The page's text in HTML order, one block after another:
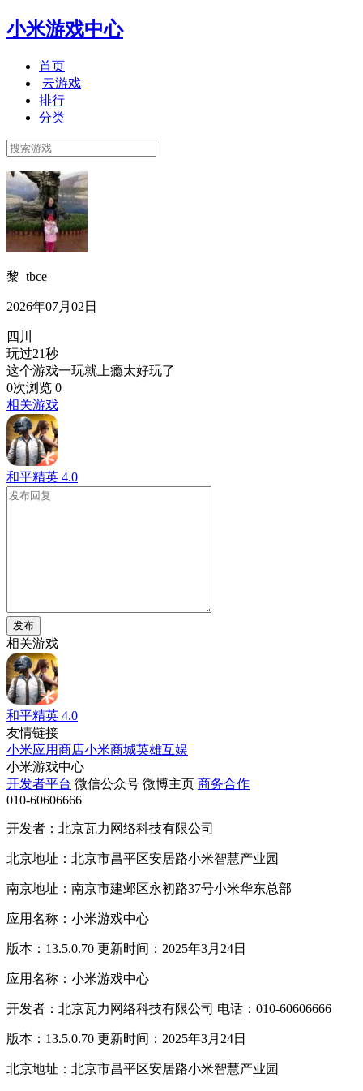
小米游戏中心
首页
云游戏
排行
分类
黎_tbce
2026年07月02日
四川
玩过21秒
这个游戏一玩就上瘾太好玩了
0次浏览 0
相关游戏
和平精英 4.0
发布
相关游戏
和平精英 4.0
友情链接
小米应用商店小米商城英雄互娱
小米游戏中心
开发者平台 微信公众号 微博主页 商务合作
010-60606666
开发者：北京瓦力网络科技有限公司
北京地址：北京市昌平区安居路小米智慧产业园
南京地址：南京市建邺区永初路37号小米华东总部
应用名称：小米游戏中心
版本：13.5.0.70 更新时间：2025年3月24日
应用名称：小米游戏中心
开发者：北京瓦力网络科技有限公司 电话：010-60606666
版本：13.5.0.70 更新时间：2025年3月24日
北京地址：北京市昌平区安居路小米智慧产业园